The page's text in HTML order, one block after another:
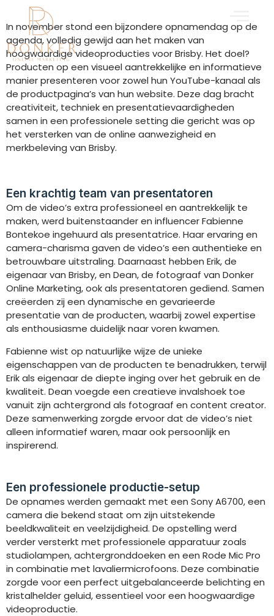
de
inhoud
In november stond een bijzondere opnamendag op de
agenda, volledig gewijd aan het maken van
hoogwaardige videoproducties voor Brisby. Het doel?
Producten op een visueel aantrekkelijke en informatieve
manier presenteren voor zowel hun YouTube-kanaal als
de productpagina’s van hun website. Deze dag bracht
creativiteit, techniek en presentatievaardigheden
samen in een professionele setting die gericht was op
het versterken van de online aanwezigheid en
merkbeleving van Brisby.
Een krachtig team van presentatoren
Om de video’s extra professioneel en aantrekkelijk te
maken, werd buitenstaander en influencer Fabienne
Bontekoe ingehuurd als presentatrice. Haar ervaring en
camera-charisma gaven de video’s een authentieke en
betrouwbare uitstraling. Daarnaast hebben Erik, de
eigenaar van Brisby, en Dean, de fotograaf van Donker
Online Marketing, ook als presentatoren gediend. Samen
creëerden zij een dynamische en gevarieerde
presentatie van de producten, waarbij zowel expertise
als enthousiasme duidelijk naar voren kwamen.
Fabienne wist op natuurlijke wijze de unieke
eigenschappen van de producten te benadrukken, terwijl
Erik als eigenaar de diepte inging over het gebruik en de
kwaliteit. Dean voegde een creatieve invalshoek toe
vanuit zijn achtergrond als fotograaf en content creator.
Deze samenwerking zorgde ervoor dat de video’s niet
alleen informatief waren, maar ook persoonlijk en
inspirerend.
Een professionele productie-setup
De opnames werden gemaakt met een Sony A6700, een
camera die bekend staat om zijn uitstekende
beeldkwaliteit en veelzijdigheid. De opstelling werd
verder versterkt met professionele apparatuur zoals
studiolampen, achtergronddoeken en een Rode Mic Pro
in combinatie met lavaliermicrofoons. Deze combinatie
zorgde voor een perfect uitgebalanceerde belichting en
kristalhelder geluid, essentieel voor een hoogwaardige
videoproductie.